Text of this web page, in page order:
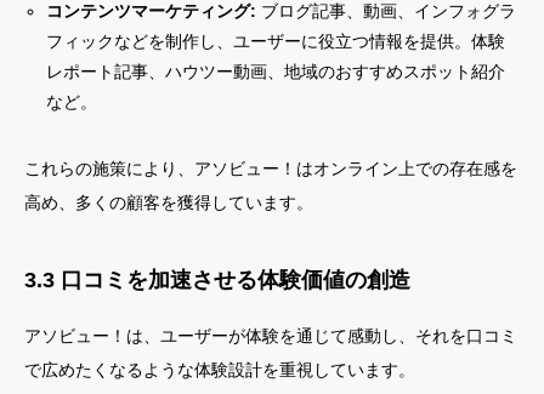
コンテンツマーケティング: ブログ記事、動画、インフォグラ
フィックなどを制作し、ユーザーに役立つ情報を提供。体験
レポート記事、ハウツー動画、地域のおすすめスポット紹介
など。
これらの施策により、アソビュー！はオンライン上での存在感を
高め、多くの顧客を獲得しています。
3.3 口コミを加速させる体験価値の創造
アソビュー！は、ユーザーが体験を通じて感動し、それを口コミ
で広めたくなるような体験設計を重視しています。